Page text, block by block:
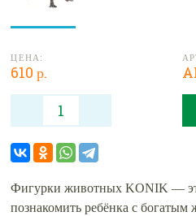
ЦЕНА:
610 р.
Фигурки животных KONIK —
познакомить ребёнка с